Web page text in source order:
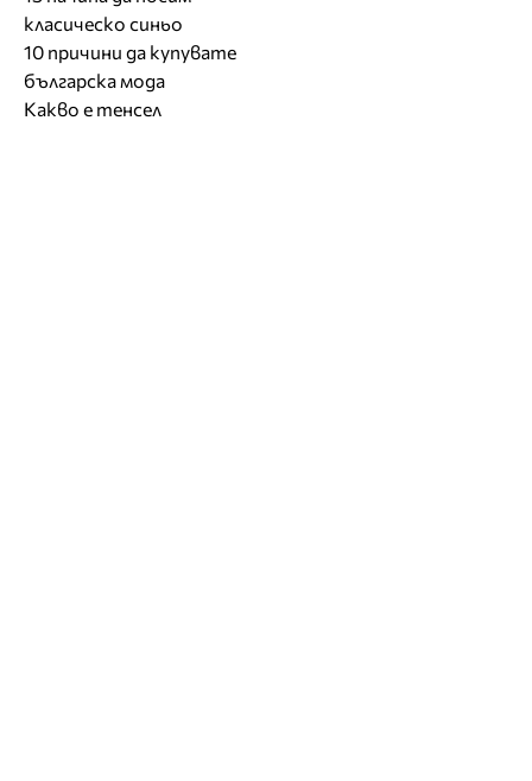
класическо синьо
10 причини да купувате
българска мода
Какво е тенсел